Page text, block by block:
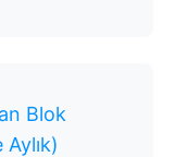
Blok